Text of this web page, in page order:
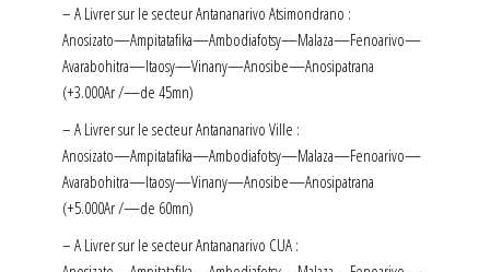
– A Livrer sur le secteur Antananarivo Atsimondrano :
Anosizato—Ampitatafika—Ambodiafotsy—Malaza—Fenoarivo—
Avarabohitra—Itaosy—Vinany—Anosibe—Anosipatrana
(+3.000Ar /—de 45mn)
– A Livrer sur le secteur Antananarivo Ville :
Anosizato—Ampitatafika—Ambodiafotsy—Malaza—Fenoarivo—
Avarabohitra—Itaosy—Vinany—Anosibe—Anosipatrana
(+5.000Ar /—de 60mn)
– A Livrer sur le secteur Antananarivo CUA :